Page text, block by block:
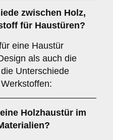
zwischen Holz,
für Haustüren?
eine Haustür
als auch die
Unterschiede
Holzhaustür im